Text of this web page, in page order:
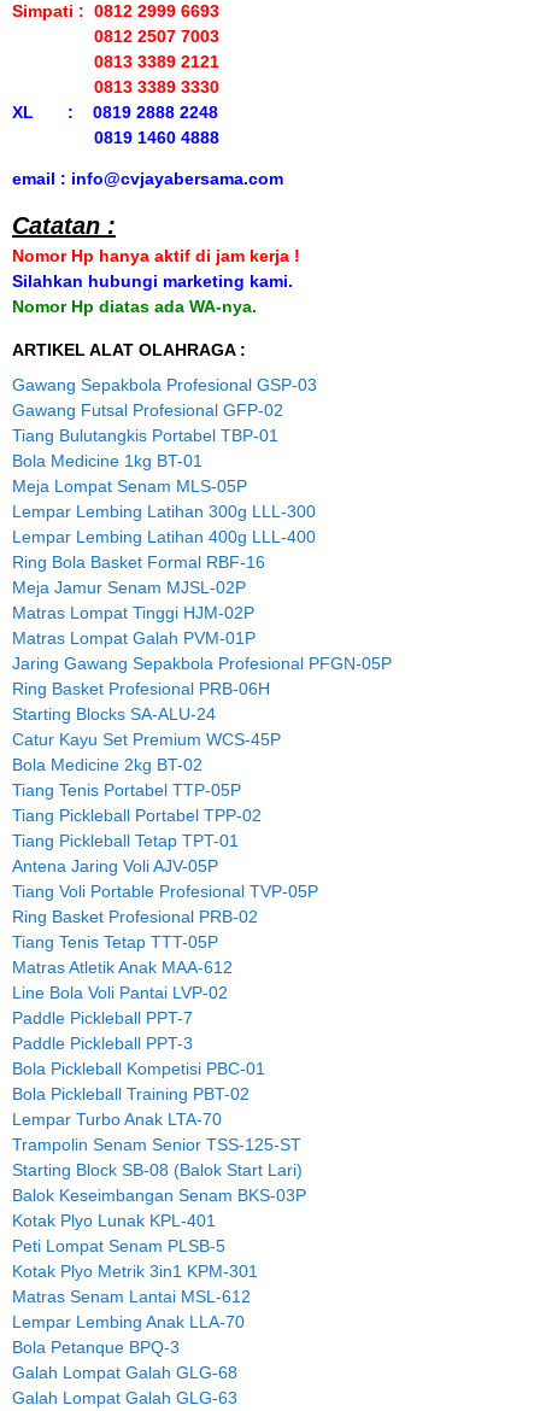
Simpati : 0812 2999 6693
0812 2507 7003
0813 3389 2121
0813 3389 3330
XL : 0819 2888 2248
0819 1460 4888
email : info@cvjayabersama.com
Catatan :
Nomor Hp hanya aktif di jam kerja !
Silahkan hubungi marketing kami.
Nomor Hp diatas ada WA-nya.
ARTIKEL ALAT OLAHRAGA :
Gawang Sepakbola Profesional GSP-03
Gawang Futsal Profesional GFP-02
Tiang Bulutangkis Portabel TBP-01
Bola Medicine 1kg BT-01
Meja Lompat Senam MLS-05P
Lempar Lembing Latihan 300g LLL-300
Lempar Lembing Latihan 400g LLL-400
Ring Bola Basket Formal RBF-16
Meja Jamur Senam MJSL-02P
Matras Lompat Tinggi HJM-02P
Matras Lompat Galah PVM-01P
Jaring Gawang Sepakbola Profesional PFGN-05P
Ring Basket Profesional PRB-06H
Starting Blocks SA-ALU-24
Catur Kayu Set Premium WCS-45P
Bola Medicine 2kg BT-02
Tiang Tenis Portabel TTP-05P
Tiang Pickleball Portabel TPP-02
Tiang Pickleball Tetap TPT-01
Antena Jaring Voli AJV-05P
Tiang Voli Portable Profesional TVP-05P
Ring Basket Profesional PRB-02
Tiang Tenis Tetap TTT-05P
Matras Atletik Anak MAA-612
Line Bola Voli Pantai LVP-02
Paddle Pickleball PPT-7
Paddle Pickleball PPT-3
Bola Pickleball Kompetisi PBC-01
Bola Pickleball Training PBT-02
Lempar Turbo Anak LTA-70
Trampolin Senam Senior TSS-125-ST
Starting Block SB-08 (Balok Start Lari)
Balok Keseimbangan Senam BKS-03P
Kotak Plyo Lunak KPL-401
Peti Lompat Senam PLSB-5
Kotak Plyo Metrik 3in1 KPM-301
Matras Senam Lantai MSL-612
Lempar Lembing Anak LLA-70
Bola Petanque BPQ-3
Galah Lompat Galah GLG-68
Galah Lompat Galah GLG-63